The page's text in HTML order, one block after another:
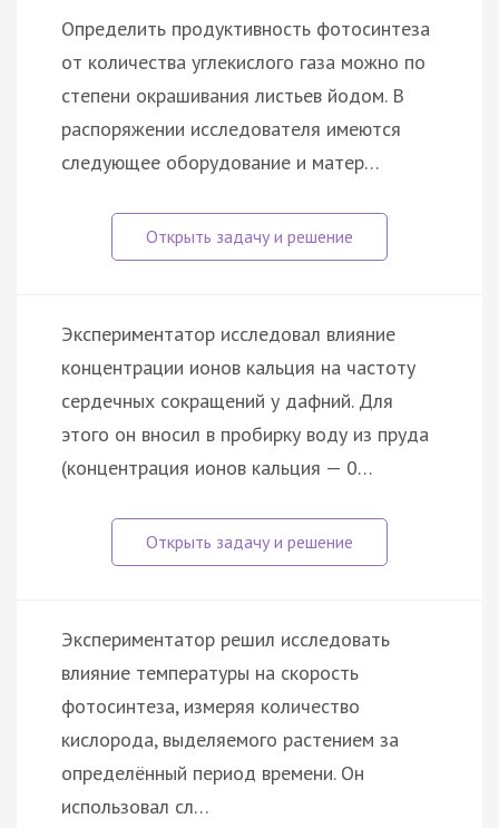
Определить продуктивность фотосинтеза
от количества углекислого газа можно по
степени окрашивания листьев йодом. В
распоряжении исследователя имеются
следующее оборудование и матер…
Экспериментатор исследовал влияние
концентрации ионов кальция на частоту
сердечных сокращений у дафний. Для
этого он вносил в пробирку воду из пруда
(концентрация ионов кальция — 0…
Экспериментатор решил исследовать
влияние температуры на скорость
фотосинтеза, измеряя количество
кислорода, выделяемого растением за
определённый период времени. Он
использовал сл…